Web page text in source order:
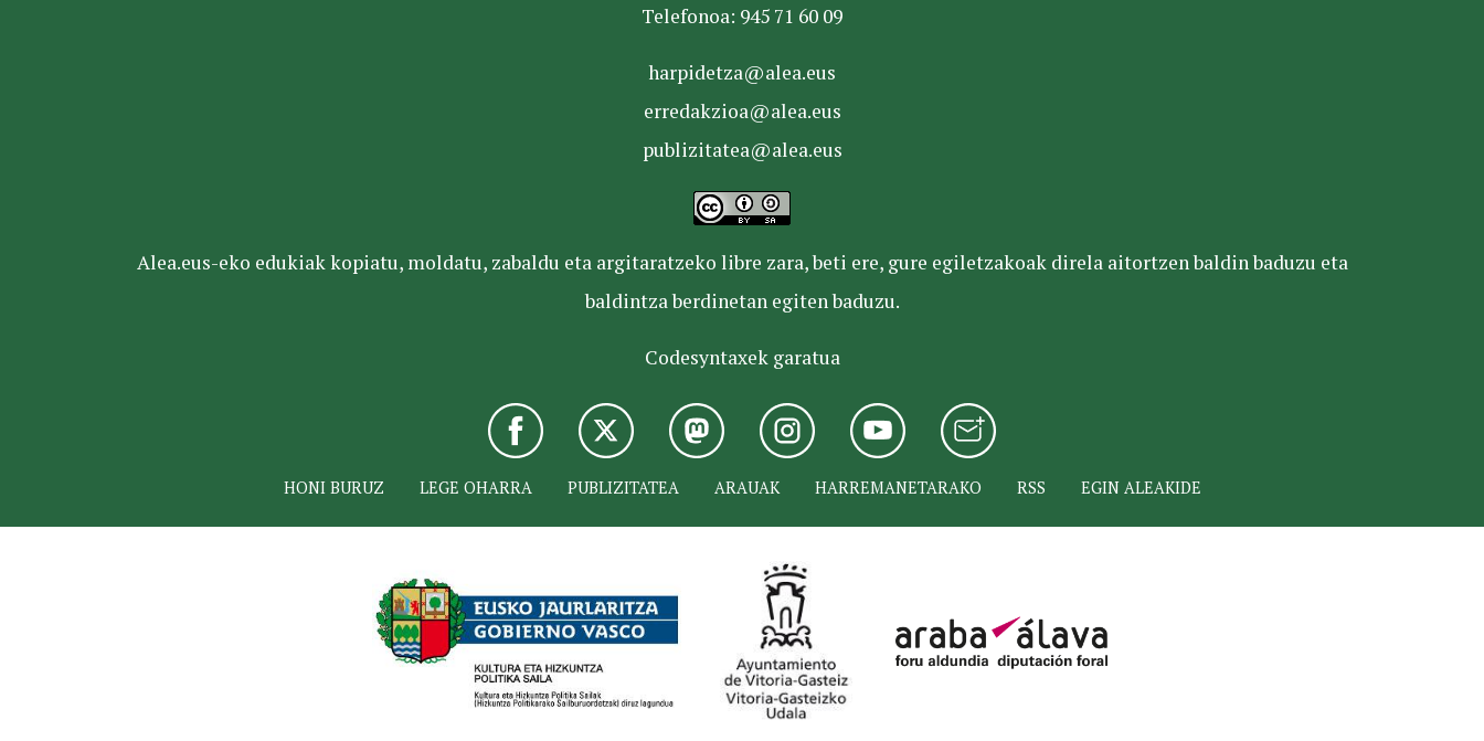
Telefonoa: 945 71 60 09
harpidetza@alea.eus
erredakzioa@alea.eus
publizitatea@alea.eus
Alea.eus-eko edukiak kopiatu, moldatu, zabaldu eta argitaratzeko libre zara, beti ere, gure egiletzakoak direla aitortzen baldin baduzu eta
baldintza berdinetan egiten baduzu.
Codesyntaxek garatua
HONI BURUZ LEGE OHARRA PUBLIZITATEA ARAUAK HARREMANETARAKO RSS EGIN ALEAKIDE